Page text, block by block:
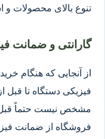
تنوع بالای محصولات و
گارانتی و ضمانت
از آنجایی که هنگام
فیزیکی دستگاه تا
مشخص نیست حتماً قبل
فروشگاه از ضمانت